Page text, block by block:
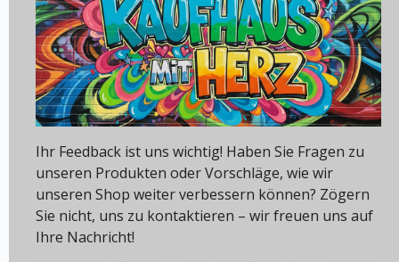
Ihr Feedback ist uns wichtig! Haben Sie Fragen zu
unseren Produkten oder Vorschläge, wie wir
unseren Shop weiter verbessern können? Zögern
Sie nicht, uns zu kontaktieren – wir freuen uns auf
Ihre Nachricht!